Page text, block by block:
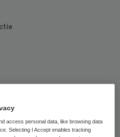
Lelie zorggroep. De
volgt in deze
access personal data, like browsing data
Selecting I Accept enables tracking